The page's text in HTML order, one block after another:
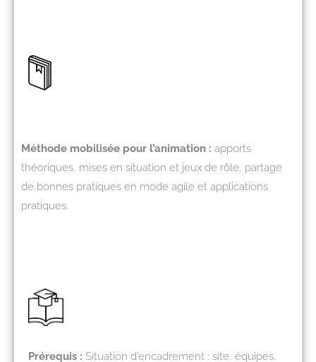
Méthode mobilisée pour l’animation : apports
théoriques, mises en situation et jeux de rôle, partage
de bonnes pratiques en mode agile et applications
pratiques.
Prérequis : Situation d’encadrement : site, équipes,